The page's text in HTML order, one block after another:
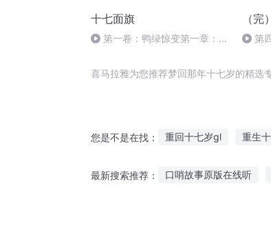
十七面旗
第一卷：鸭绿惊变第一章：江
（完
第
喜马拉雅为您推荐梦回那年十七岁的精选
您是不是在找： 重回十七岁gl 重生
最新搜索推荐： 口哨故事原版在线听